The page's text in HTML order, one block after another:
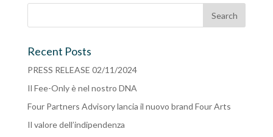
Recent Posts
PRESS RELEASE 02/11/2024
Il Fee-Only è nel nostro DNA
Four Partners Advisory lancia il nuovo brand Four Arts
Il valore dell’indipendenza